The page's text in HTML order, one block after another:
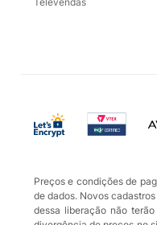
Televendas
Preços e condições de
de dados. Novos
dessa liberação não